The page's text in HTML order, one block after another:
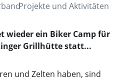
Projekte und Aktivitäten
wieder ein Biker Camp für
Grillhütte statt...
und Zelten haben, sind